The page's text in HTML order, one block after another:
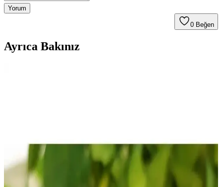
Yorum
0 Beğen
Ayrıca Bakınız
Ergonomik Düz Taban Çocuk Ayakkabıları:
Sağlıklı ve Konforlu Gelişim İçin Uygun Seçenekler
Ergonomik düz taban çocuk ayakkabıları, ayak yapısına uygun
destek sağlar, nefes alabilir malzemelerle hijyenik ve konforlu bir